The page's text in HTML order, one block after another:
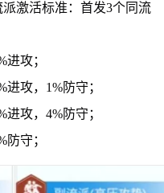
激活标准：首发3个同流
进攻；
进攻，1%防守；
进攻，4%防守；
防守；